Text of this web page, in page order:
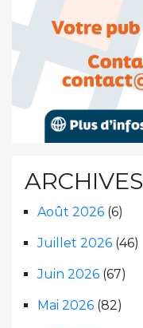
ARCHIVES
Août 2026 (6)
Juillet 2026 (46)
Juin 2026 (67)
Mai 2026 (82)